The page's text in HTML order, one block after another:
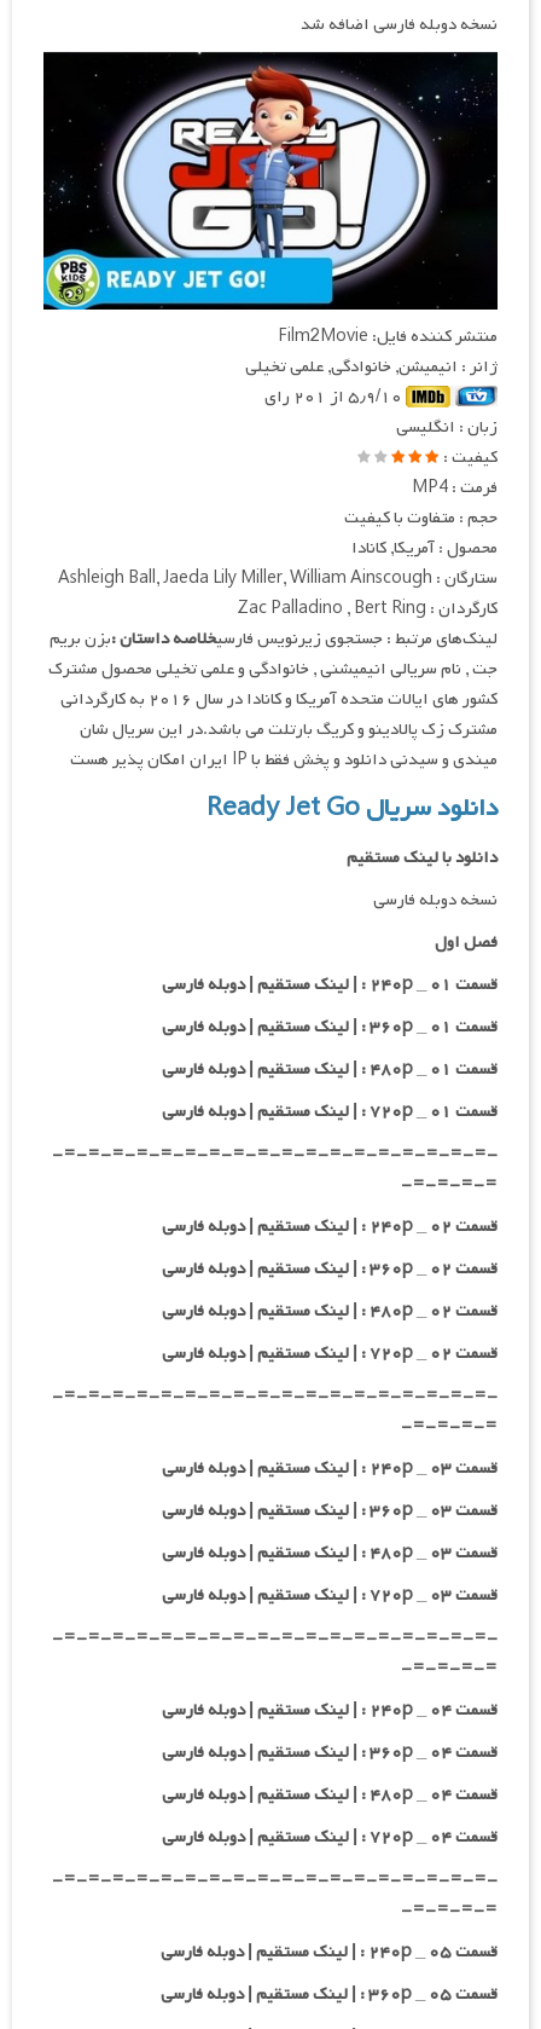
نسخه دوبله فارسی اضافه شد
منتشر کننده فایل: Film2Movie
ژانر : انیمیشن, خانوادگی, علمی تخیلی
زبان : انگلیسی
کیفیت :
فرمت : MP4
حجم : متفاوت با کیفیت
محصول : آمریکا, کانادا
ستارگان : Ashleigh Ball, Jaeda Lily Miller, William Ainscough
کارگردان : Zac Palladino , Bert Ring
لینک‌های مرتبط : جستجوی زیرنویس فارسیخلاصه داستان :بزن بریم
جت , نام سریالی انیمیشنی , خانوادگی و علمی تخیلی محصول مشترک
کشور های ایالات متحده آمریکا و کانادا در سال ۲۰۱۶ به کارگردانی
مشترک زک پالادینو و کریگ بارتلت می باشد.در این سریال شان
میندی و سیدنی دانلود و پخش فقط با IP ایران امکان پذیر هست
دانلود سریال Ready Jet Go
دانلود با لینک مستقیم
نسخه دوبله فارسی
فصل اول
قسمت ۰۱ _ ۲۴۰p : | لینک مستقیم | دوبله فارسی
قسمت ۰۱ _ ۳۶۰p : | لینک مستقیم | دوبله فارسی
قسمت ۰۱ _ ۴۸۰p : | لینک مستقیم | دوبله فارسی
قسمت ۰۱ _ ۷۲۰p : | لینک مستقیم | دوبله فارسی
-=-=-=-=-=-=-=-=-=-=-=-=-=-=-=-=-=-=-
=-=-=-=-
قسمت ۰۲ _ ۲۴۰p : | لینک مستقیم | دوبله فارسی
قسمت ۰۲ _ ۳۶۰p : | لینک مستقیم | دوبله فارسی
قسمت ۰۲ _ ۴۸۰p : | لینک مستقیم | دوبله فارسی
قسمت ۰۲ _ ۷۲۰p : | لینک مستقیم | دوبله فارسی
-=-=-=-=-=-=-=-=-=-=-=-=-=-=-=-=-=-=-
=-=-=-=-
قسمت ۰۳ _ ۲۴۰p : | لینک مستقیم | دوبله فارسی
قسمت ۰۳ _ ۳۶۰p : | لینک مستقیم | دوبله فارسی
قسمت ۰۳ _ ۴۸۰p : | لینک مستقیم | دوبله فارسی
قسمت ۰۳ _ ۷۲۰p : | لینک مستقیم | دوبله فارسی
-=-=-=-=-=-=-=-=-=-=-=-=-=-=-=-=-=-=-
=-=-=-=-
قسمت ۰۴ _ ۲۴۰p : | لینک مستقیم | دوبله فارسی
قسمت ۰۴ _ ۳۶۰p : | لینک مستقیم | دوبله فارسی
قسمت ۰۴ _ ۴۸۰p : | لینک مستقیم | دوبله فارسی
قسمت ۰۴ _ ۷۲۰p : | لینک مستقیم | دوبله فارسی
-=-=-=-=-=-=-=-=-=-=-=-=-=-=-=-=-=-=-
=-=-=-=-
قسمت ۰۵ _ ۲۴۰p : | لینک مستقیم | دوبله فارسی
قسمت ۰۵ _ ۳۶۰p : | لینک مستقیم | دوبله فارسی